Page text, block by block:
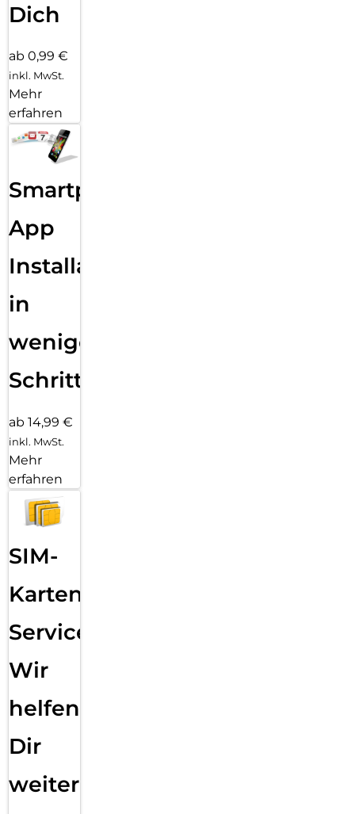
Dich
ab 0,99 €
inkl. MwSt.
Mehr
erfahren
Smartphone
App
Installation
in
wenigen
Schritten
ab 14,99 €
inkl. MwSt.
Mehr
erfahren
SIM-
Karten
Service:
Wir
helfen
Dir
weiter